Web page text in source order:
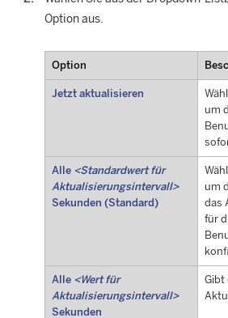
Option aus.
Option
Jetzt aktualisieren
um
Alle <Standardwert für
Aktualisierungsintervall>
Sekunden (Standard)
um
das
für
Alle <Wert für
Aktualisierungsintervall>
Sekunden
Gibt